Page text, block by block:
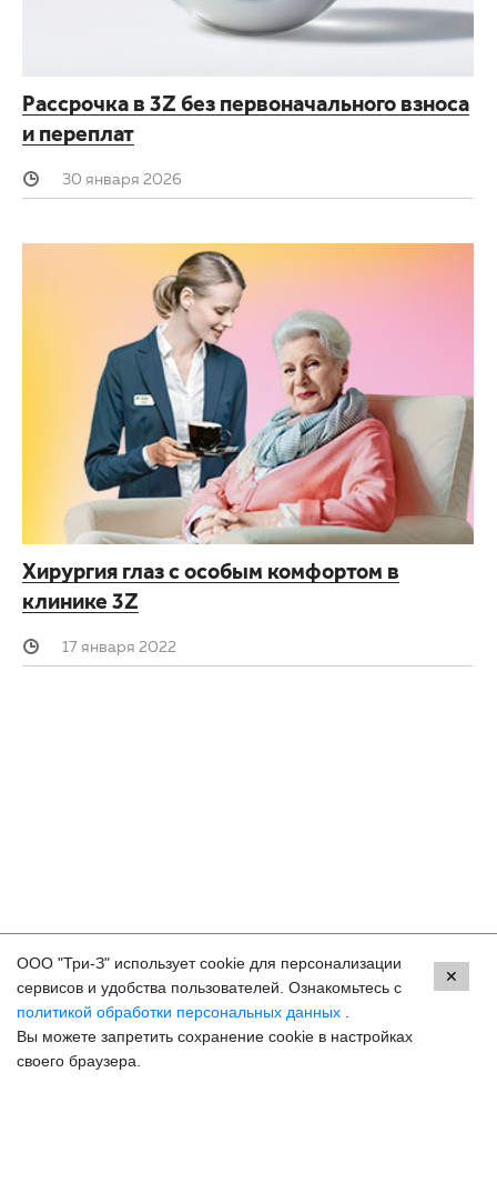
Задать вопрос
Рассрочка в 3Z без первоначального взноса
и переплат
30 января 2026
Хирургия глаз с особым комфортом в
клинике 3Z
17 января 2022
Контакты
Москва, м. ВДНХ, ул. Бориса Галушкина, 3
8 (800) 250-33-30
ООО "Три-З" использует cookie для персонализации
сервисов и удобства пользователей. Ознакомьтесь с
политикой обработки персональных данных
Вы можете запретить сохранение cookie в настройках
своего браузера.
✕